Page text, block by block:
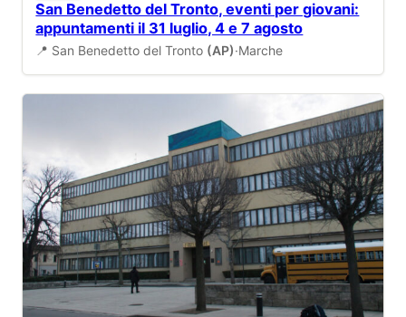
San Benedetto del Tronto, eventi per giovani:
appuntamenti il 31 luglio, 4 e 7 agosto
📍 San Benedetto del Tronto (AP)·Marche